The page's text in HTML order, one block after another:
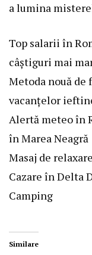
a lumina
Top salarii în
câștiguri mai
Metoda nouă de
vacanțelor
Alertă meteo în
în Marea Neagră
Masaj de
Cazare în Delta
Camping
Similare